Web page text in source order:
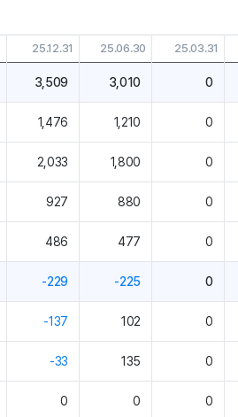
25.12.31 25.06.30 25.03.31
3,509 3,010 0
1,476 1,210 0
2,033 1,800 0
927 880 0
486 477 0
-229 -225 0
-137 102 0
-33 135 0
0 0 0